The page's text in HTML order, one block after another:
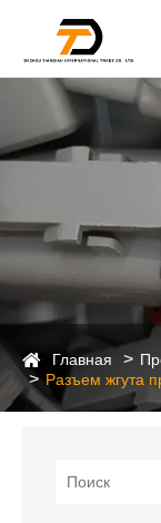
Главная
Разъем жгута